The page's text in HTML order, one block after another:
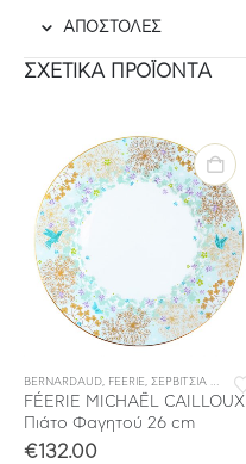
ΑΠΟΣΤΟΛΕΣ
ΣΧΕΤΙΚΆ ΠΡΟΪΌΝΤΑ
,ΣΕΡΒΙΤΣΙΑ ΦΑΓΗΤΟΥ
BERNARDAUD, FEERIE, ΣΕΡΒΙΤΣΙΑ ΠΟΡΣΕΛΑΝΗΣ
FÉERIE MICHAËL CAILLOUX
Πιάτο Φαγητού 26 cm
€132.00